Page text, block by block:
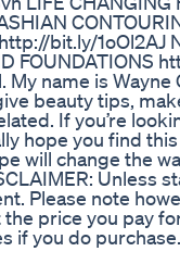
bit.ly/1oOl2AJ
FOUNDATIONS
name is
beauty tips,
If you’re
hope you find
will change the
Unless
Please note
price you pay
if you do